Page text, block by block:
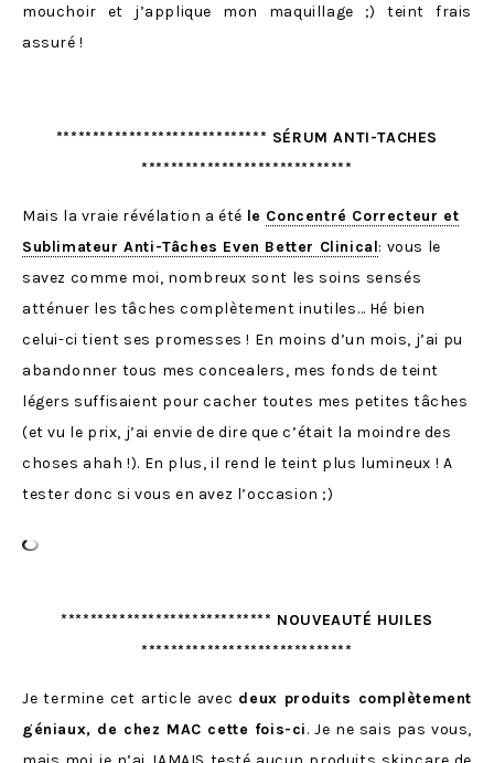
mouchoir et j’applique mon maquillage ;) teint frais
assuré !
***************************** SÉRUM ANTI-TACHES
*****************************
Mais la vraie révélation a été le Concentré Correcteur et
Sublimateur Anti-Tâches Even Better Clinical: vous le
savez comme moi, nombreux sont les soins sensés
atténuer les tâches complètement inutiles… Hé bien
celui-ci tient ses promesses ! En moins d’un mois, j’ai pu
abandonner tous mes concealers, mes fonds de teint
légers suffisaient pour cacher toutes mes petites tâches
(et vu le prix, j’ai envie de dire que c’était la moindre des
choses ahah !). En plus, il rend le teint plus lumineux ! A
tester donc si vous en avez l’occasion ;)
***************************** NOUVEAUTÉ HUILES
*****************************
Je termine cet article avec deux produits complètement
géniaux, de chez MAC cette fois-ci. Je ne sais pas vous,